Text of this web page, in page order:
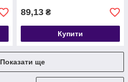
89,13 ₴
Купити
Показати ще